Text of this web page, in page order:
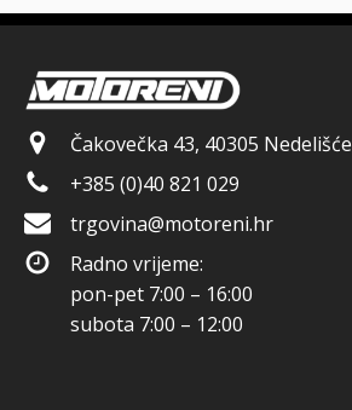
Čakovečka 43, 40305 Nedelišće
+385 (0)40 821 029
trgovina@motoreni.hr
Radno vrijeme:
pon-pet 7:00 – 16:00
subota 7:00 – 12:00